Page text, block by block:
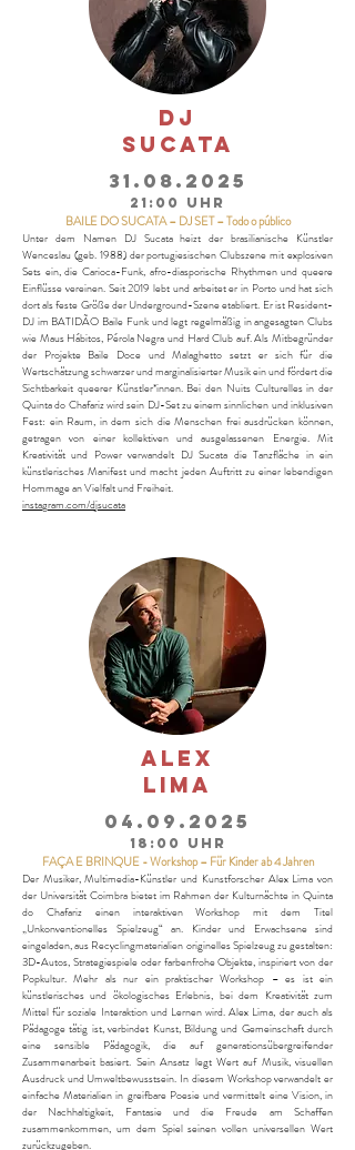
DJ
SUCATA
31.08.2025
21:00 Uhr
BAILE DO SUCATA – DJ SET – Todo o público
Unter dem Namen DJ Sucata heizt der brasilianische Künstler
Wenceslau (geb. 1988) der portugiesischen Clubszene mit explosiven
Sets ein, die Carioca-Funk, afro-diasporische Rhythmen und queere
Einflüsse vereinen. Seit 2019 lebt und arbeitet er in Porto und hat sich
dort als feste Größe der Underground-Szene etabliert. Er ist Resident-
DJ im BATIDÃO Baile Funk und legt regelmäßig in angesagten Clubs
wie Maus Hábitos, Pérola Negra und Hard Club auf. Als Mitbegründer
der Projekte Baile Doce und Malaghetto setzt er sich für die
Wertschätzung schwarzer und marginalisierter Musik ein und fördert die
Sichtbarkeit queerer Künstler*innen. Bei den Nuits Culturelles in der
Quinta do Chafariz wird sein DJ-Set zu einem sinnlichen und inklusiven
Fest: ein Raum, in dem sich die Menschen frei ausdrücken können,
getragen von einer kollektiven und ausgelassenen Energie. Mit
Kreativität und Power verwandelt DJ Sucata die Tanzfläche in ein
künstlerisches Manifest und macht jeden Auftritt zu einer lebendigen
Hommage an Vielfalt und Freiheit.
instagram.com/djsucata
ALEX
LIMA
04.09.2025
18:00 Uhr
FAÇA E BRINQUE - Workshop – Für Kinder ab 4 Jahren
Der Musiker, Multimedia-Künstler und Kunstforscher Alex Lima von
der Universität Coimbra bietet im Rahmen der Kulturnächte in Quinta
do Chafariz einen interaktiven Workshop mit dem Titel
„Unkonventionelles Spielzeug“ an. Kinder und Erwachsene sind
eingeladen, aus Recyclingmaterialien originelles Spielzeug zu gestalten:
3D-Autos, Strategiespiele oder farbenfrohe Objekte, inspiriert von der
Popkultur. Mehr als nur ein praktischer Workshop – es ist ein
künstlerisches und ökologisches Erlebnis, bei dem Kreativität zum
Mittel für soziale Interaktion und Lernen wird. Alex Lima, der auch als
Pädagoge tätig ist, verbindet Kunst, Bildung und Gemeinschaft durch
eine sensible Pädagogik, die auf generationsübergreifender
Zusammenarbeit basiert. Sein Ansatz legt Wert auf Musik, visuellen
Ausdruck und Umweltbewusstsein. In diesem Workshop verwandelt er
einfache Materialien in greifbare Poesie und vermittelt eine Vision, in
der Nachhaltigkeit, Fantasie und die Freude am Schaffen
zusammenkommen, um dem Spiel seinen vollen universellen Wert
zurückzugeben.